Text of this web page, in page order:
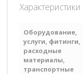
Характеристики
Оборудование,
услуги, фитинги,
расходные
материалы,
транспортные